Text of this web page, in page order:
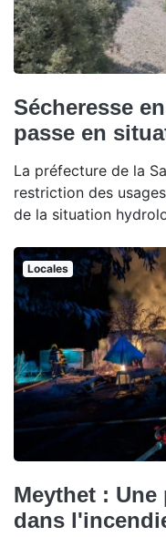
Sécheresse
passe en
La préfecture de la
restriction des
de la situation
Locales
Meythet : Une
dans